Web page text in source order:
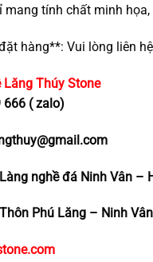
mang tính chất minh
hàng**: Vui lòng liên
Lăng Thúy Stone
666 ( zalo)
nghề đá Ninh Vân –
Phú Lăng – Ninh